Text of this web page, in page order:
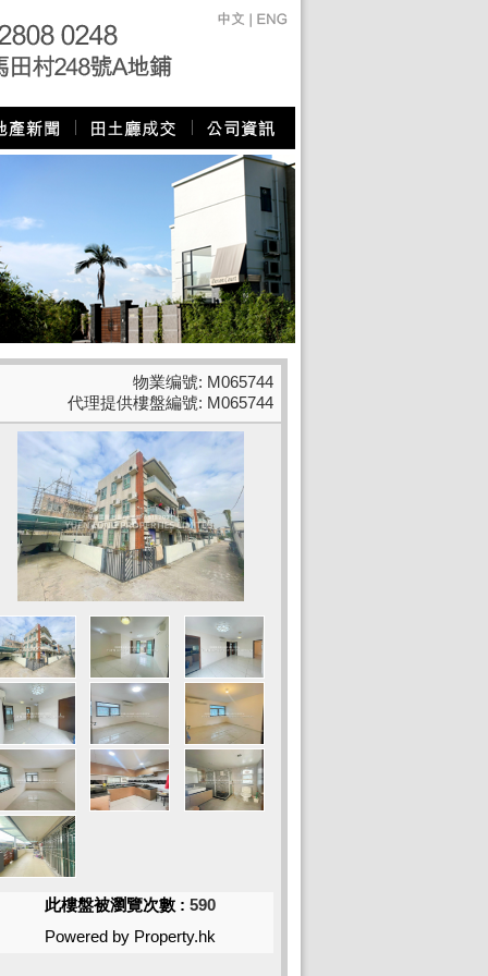
物業编號: M065744
代理提供樓盤編號: M065744
此樓盤被瀏覽次數 : 590
Powered by Property.hk